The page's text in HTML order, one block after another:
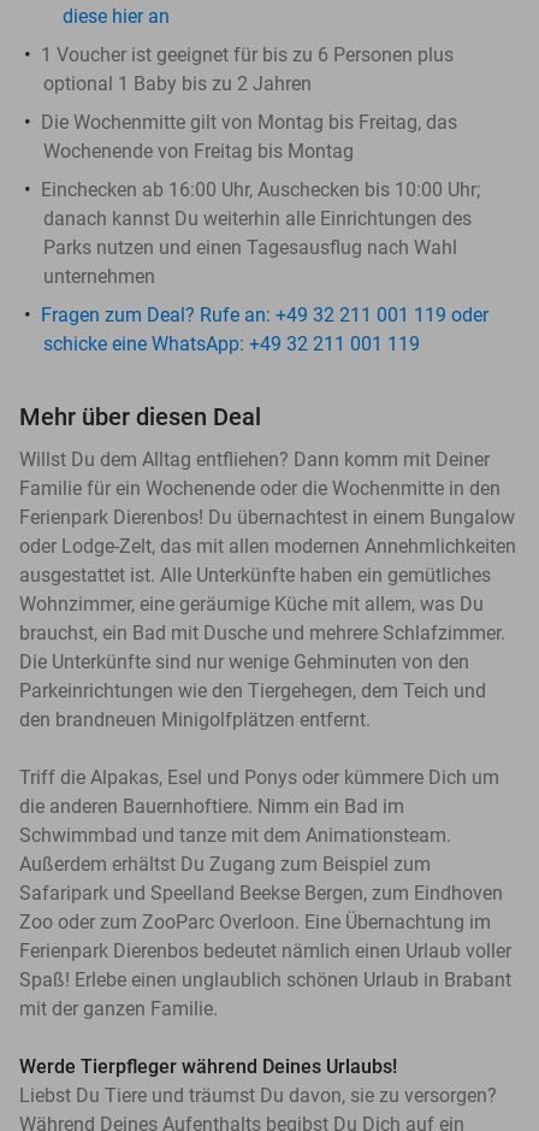
diese hier an
1 Voucher ist geeignet für bis zu 6 Personen plus
optional 1 Baby bis zu 2 Jahren
Die Wochenmitte gilt von Montag bis Freitag, das
Wochenende von Freitag bis Montag
Einchecken ab 16:00 Uhr, Auschecken bis 10:00 Uhr;
danach kannst Du weiterhin alle Einrichtungen des
Parks nutzen und einen Tagesausflug nach Wahl
unternehmen
Fragen zum Deal? Rufe an: +49 32 211 001 119 oder
schicke eine WhatsApp: +49 32 211 001 119
Mehr über diesen Deal
Willst Du dem Alltag entfliehen? Dann komm mit Deiner
Familie für ein Wochenende oder die Wochenmitte in den
Ferienpark Dierenbos! Du übernachtest in einem Bungalow
oder Lodge-Zelt, das mit allen modernen Annehmlichkeiten
ausgestattet ist. Alle Unterkünfte haben ein gemütliches
Wohnzimmer, eine geräumige Küche mit allem, was Du
brauchst, ein Bad mit Dusche und mehrere Schlafzimmer.
Die Unterkünfte sind nur wenige Gehminuten von den
Parkeinrichtungen wie den Tiergehegen, dem Teich und
den brandneuen Minigolfplätzen entfernt.
Triff die Alpakas, Esel und Ponys oder kümmere Dich um
die anderen Bauernhoftiere. Nimm ein Bad im
Schwimmbad und tanze mit dem Animationsteam.
Außerdem erhältst Du Zugang zum Beispiel zum
Safaripark und Speelland Beekse Bergen, zum Eindhoven
Zoo oder zum ZooParc Overloon. Eine Übernachtung im
Ferienpark Dierenbos bedeutet nämlich einen Urlaub voller
Spaß! Erlebe einen unglaublich schönen Urlaub in Brabant
mit der ganzen Familie.
Werde Tierpfleger während Deines Urlaubs!
Liebst Du Tiere und träumst Du davon, sie zu versorgen?
Während Deines Aufenthalts begibst Du Dich auf ein